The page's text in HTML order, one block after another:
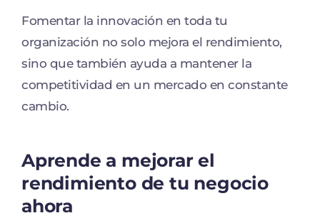
Fomentar la innovación en toda tu
organización no solo mejora el rendimiento,
sino que también ayuda a mantener la
competitividad en un mercado en constante
cambio.
Aprende a mejorar el
rendimiento de tu negocio
ahora